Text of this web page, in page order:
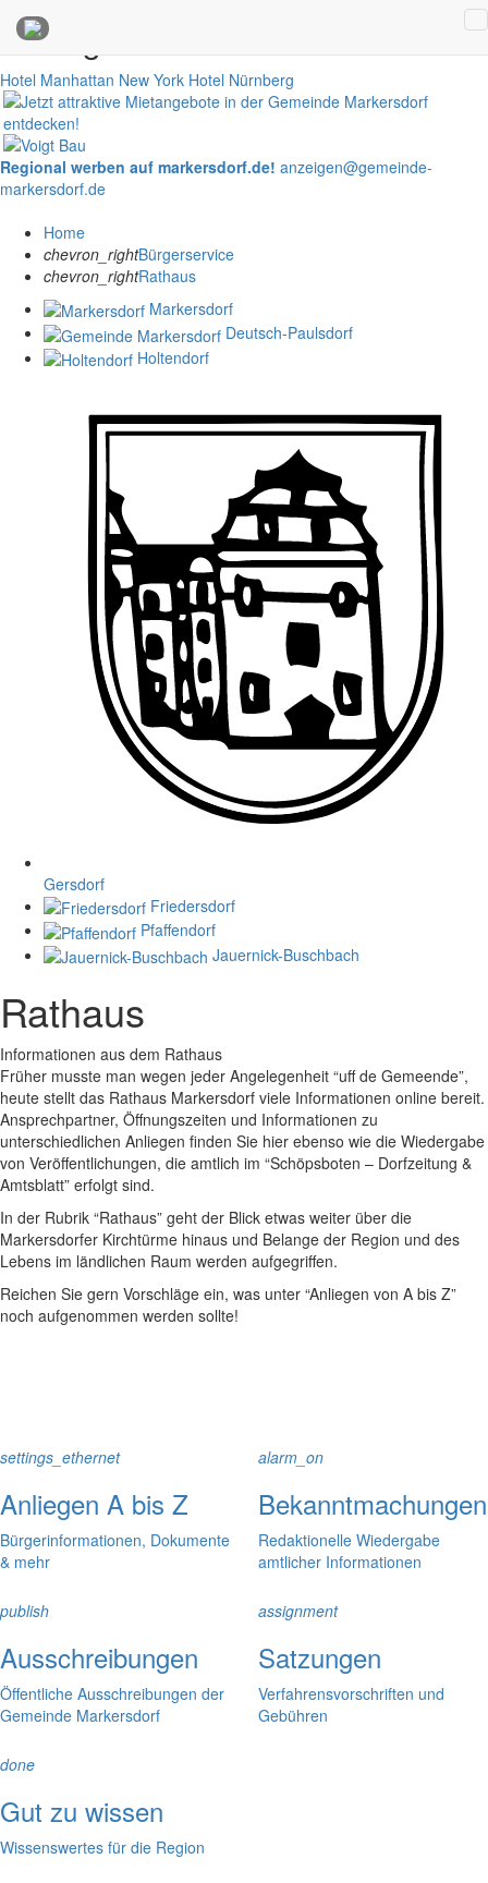
Anzeigen
Hotel Manhattan New York Hotel Nürnberg
Regional werben auf markersdorf.de! anzeigen@gemeinde-
markersdorf.de
Home
chevron_rightBürgerservice
chevron_rightRathaus
Markersdorf
Deutsch-Paulsdorf
Holtendorf
Gersdorf
Friedersdorf
Pfaffendorf
Jauernick-Buschbach
Rathaus
Informationen aus dem Rathaus
Früher musste man wegen jeder Angelegenheit “uff de Gemeende”,
heute stellt das Rathaus Markersdorf viele Informationen online bereit.
Ansprechpartner, Öffnungszeiten und Informationen zu
unterschiedlichen Anliegen finden Sie hier ebenso wie die Wiedergabe
von Veröffentlichungen, die amtlich im “Schöpsboten – Dorfzeitung &
Amtsblatt” erfolgt sind.
In der Rubrik “Rathaus” geht der Blick etwas weiter über die
Markersdorfer Kirchtürme hinaus und Belange der Region und des
Lebens im ländlichen Raum werden aufgegriffen.
Reichen Sie gern Vorschläge ein, was unter “Anliegen von A bis Z”
noch aufgenommen werden sollte!
settings_ethernet
Anliegen A bis Z
Bürgerinformationen, Dokumente
& mehr
alarm_on
Bekanntmachungen
Redaktionelle Wiedergabe
amtlicher Informationen
publish
Ausschreibungen
Öffentliche Ausschreibungen der
Gemeinde Markersdorf
assignment
Satzungen
Verfahrensvorschriften und
Gebühren
done
Gut zu wissen
Wissenswertes für die Region